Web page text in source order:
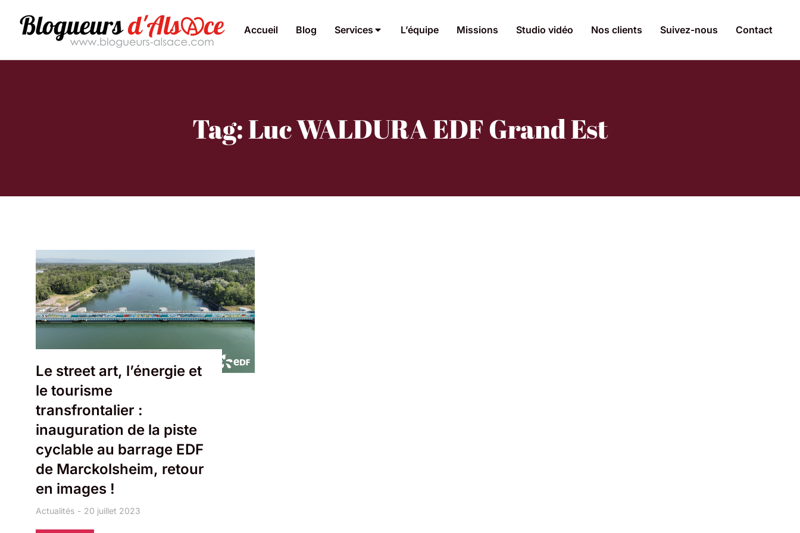
Accueil Blog Services L’équipe Missions Studio vidéo Nos clients Suivez-nous Contact
Tag: Luc WALDURA EDF Grand Est
Le street art, l’énergie et
le tourisme
transfrontalier :
inauguration de la piste
cyclable au barrage EDF
de Marckolsheim, retour
en images !
Actualités 20 juillet 2023